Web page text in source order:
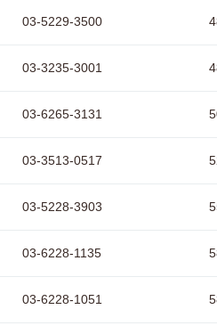
03-5229-3500
03-3235-3001
03-6265-3131
03-3513-0517
03-5228-3903
03-6228-1135
03-6228-1051